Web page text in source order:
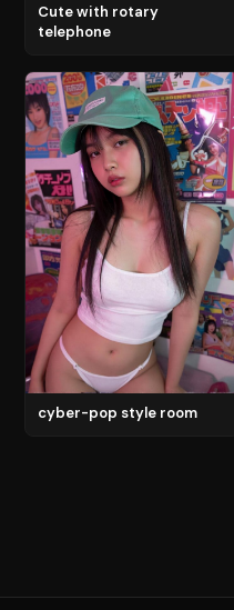
Cute with rotary
telephone
cyber-pop style room